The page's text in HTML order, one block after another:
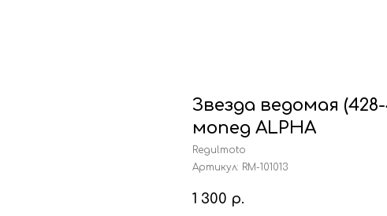
Звезда ведомая
мопед ALPHA
Regulmoto
Артикул: RM-101013
1 300 р.